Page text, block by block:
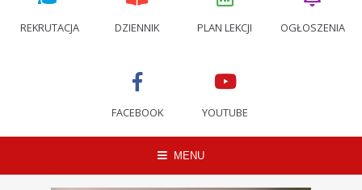
REKRUTACJA DZIENNIK PLAN LEKCJI OGŁOSZENIA
FACEBOOK YOUTUBE
MENU